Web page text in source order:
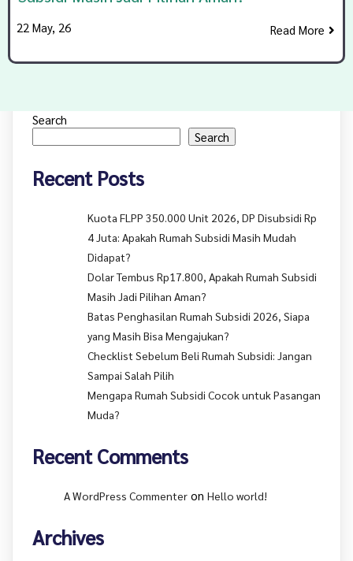
22 May, 26 Read More
Search
Search
Recent Posts
Kuota FLPP 350.000 Unit 2026, DP Disubsidi Rp
4 Juta: Apakah Rumah Subsidi Masih Mudah
Didapat?
Dolar Tembus Rp17.800, Apakah Rumah Subsidi
Masih Jadi Pilihan Aman?
Batas Penghasilan Rumah Subsidi 2026, Siapa
yang Masih Bisa Mengajukan?
Checklist Sebelum Beli Rumah Subsidi: Jangan
Sampai Salah Pilih
Mengapa Rumah Subsidi Cocok untuk Pasangan
Muda?
Recent Comments
A WordPress Commenter on Hello world!
Archives